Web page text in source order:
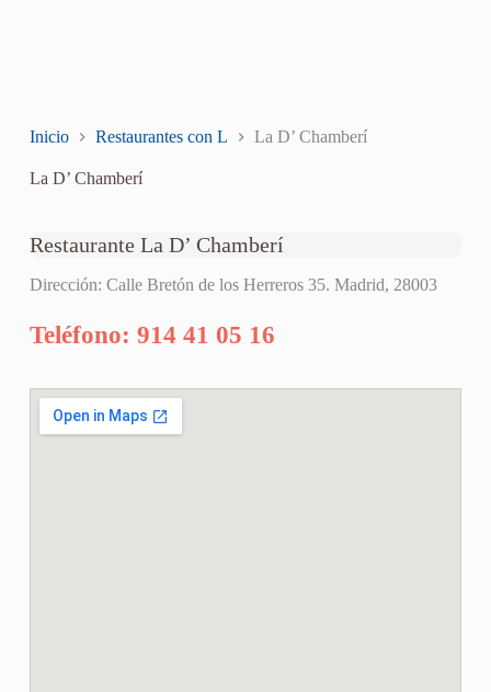
Inicio Restaurantes con L La D’ Chamberí
La D’ Chamberí
Restaurante La D’ Chamberí
Dirección: Calle Bretón de los Herreros 35. Madrid, 28003
Teléfono: 914 41 05 16